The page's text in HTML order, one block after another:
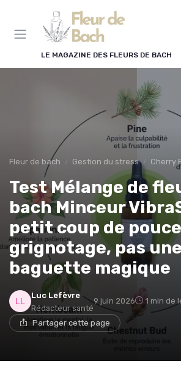
LE MAGAZINE DES FLEURS DE BACH
Fleur de bach Gestion du stress Cherry
Test Mélange de
bach Minceur
petit coup de
grignotage, pas une
baguette magique
Luc Lefèvre
Rédacteur santé
9 juin 2026 1 min de
Partager cette page